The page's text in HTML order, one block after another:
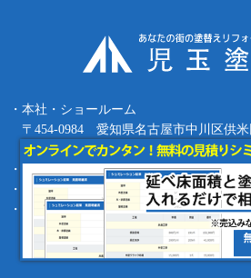
・本社・ショールーム
〒454-0984 愛知県名古屋市中川区供米
Tel.052-387-8427 Fax.052-387-8497
・四日市支店 〒512-0911 三重県四日市
・緑支店 〒458-0801 愛知県名古屋市緑
・工事部 〒455-0873 愛知県名古屋市港
copyright (c) 児玉塗装